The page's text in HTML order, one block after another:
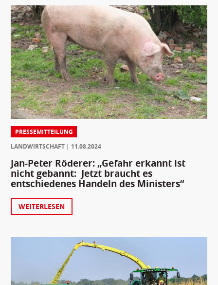
PRESSEMITTEILUNG
LANDWIRTSCHAFT
11.08.2024
Jan-Peter Röderer: „Gefahr erkannt ist
nicht gebannt: Jetzt braucht es
entschiedenes Handeln des Ministers“
WEITERLESEN